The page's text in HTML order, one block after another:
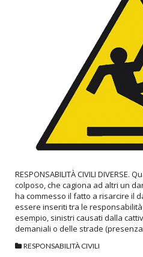
RESPONSABILITÀ CIVILI
colposo, che cagiona ad altri un
ha commesso il fatto a risarcire il
essere inseriti tra le
esempio, sinistri causati dalla
demaniali o delle strade
RESPONSABILITÀ CIVILI